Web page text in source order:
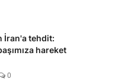
İran'a tehdit:
hareket
0